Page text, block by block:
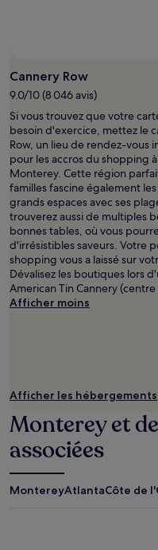
Cannery Row
9.0/10 (8 046 avis)
Si vous trouvez que votre
besoin d'exercice, mettez le
Row, un lieu de rendez-vous
pour les accros du shopping
Monterey. Cette région
familles fascine également
grands espaces avec ses
trouverez aussi de multiples
bonnes tables, où vous
d'irrésistibles saveurs. Votre
shopping vous a laissé sur
Dévalisez les boutiques lors
American Tin Cannery (centre
Afficher moins
Afficher les hébergements
Monterey et
associées
MontereyAtlantaCôte de